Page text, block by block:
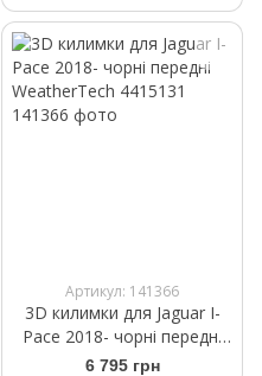
Артикул: 141366
3D килимки для Jaguar I-
Pace 2018- чорні передні
WeatherTech 4415131
6 795 грн